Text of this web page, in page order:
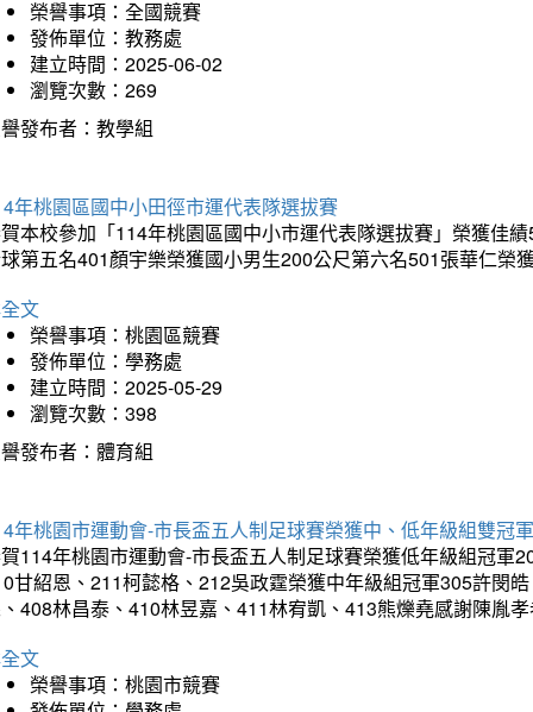
榮譽事項：全國競賽
發佈單位：教務處
建立時間：2025-06-02
瀏覽次數：269
發布者：教學組
年桃園區國中小田徑市運代表隊選拔賽
本校參加「114年桃園區國中小市運代表隊選拔賽」榮獲佳
第五名401顏宇樂榮獲國小男生200公尺第六名501張華仁
文
榮譽事項：桃園區競賽
發佈單位：學務處
建立時間：2025-05-29
瀏覽次數：398
發布者：體育組
年桃園市運動會-市長盃五人制足球賽榮獲中、低年級組雙冠軍
114年桃園市運動會-市長盃五人制足球賽榮獲低年級組冠
甘紹恩、211柯懿格、212吳政霆榮獲中年級組冠軍305許閔
408林昌泰、410林昱嘉、411林宥凱、413熊爍堯感謝陳胤
文
榮譽事項：桃園市競賽